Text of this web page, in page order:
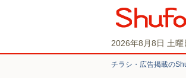
2026年8月8日 土曜
チラシ・​広告掲載の​